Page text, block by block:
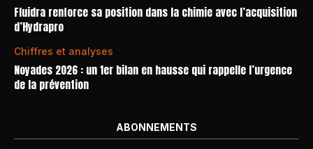
Fluidra renforce sa position dans la chimie avec l’acquisition
d’Hydrapro
Chiffres et analyses
Noyades 2026 : un 1er bilan en hausse qui rappelle l’urgence
de la prévention
ABONNEMENTS